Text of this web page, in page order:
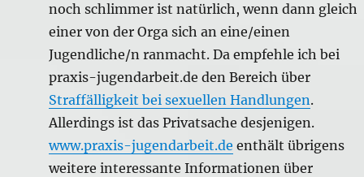
noch schlimmer ist natürlich, wenn dann gleich
einer von der Orga sich an eine/einen
Jugendliche/n ranmacht. Da empfehle ich bei
praxis-jugendarbeit.de den Bereich über
Straffälligkeit bei sexuellen Handlungen.
Allerdings ist das Privatsache desjenigen.
www.praxis-jugendarbeit.de enthält übrigens
weitere interessante Informationen über